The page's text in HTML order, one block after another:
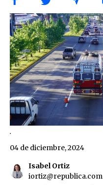
.
Isabel Ortiz
iortiz@republica.com
04 de diciembre, 2024